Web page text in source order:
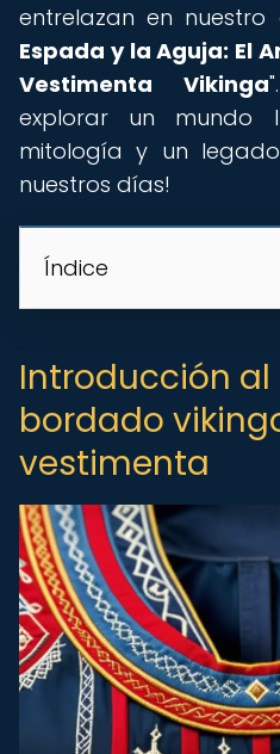
entrelazan en nuestro
Espada y la Aguja: El
Vestimenta Vikinga
explorar un mundo
mitología y un
nuestros días!
Índice
Introducción al
bordado
vestimenta